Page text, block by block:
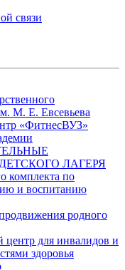
связи
М. Е. Евсевьева
«ФитнесВУЗ»
ЛАГЕРЯ
комплекта по
и воспитанию
родного
центр для инвалидов и
здоровья